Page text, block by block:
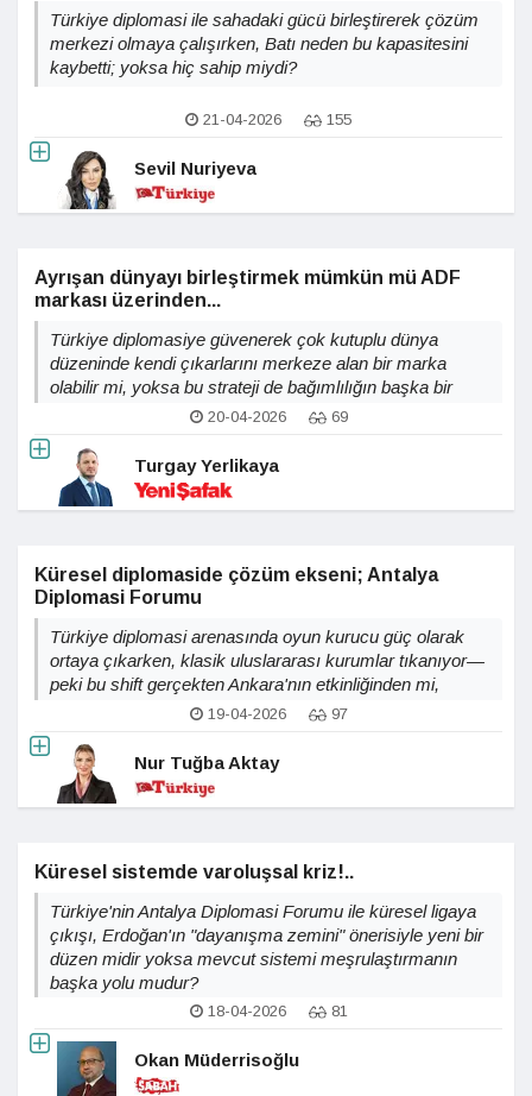
Türkiye diplomasi ile sahadaki gücü birleştirerek çözüm
merkezi olmaya çalışırken, Batı neden bu kapasitesini
kaybetti; yoksa hiç sahip miydi?
21-04-2026 155
Sevil Nuriyeva
Ayrışan dünyayı birleştirmek mümkün mü ADF
markası üzerinden...
Türkiye diplomasiye güvenerek çok kutuplu dünya
düzeninde kendi çıkarlarını merkeze alan bir marka
olabilir mi, yoksa bu strateji de bağımlılığın başka bir
20-04-2026 69
Turgay Yerlikaya
Küresel diplomaside çözüm ekseni; Antalya
Diplomasi Forumu
Türkiye diplomasi arenasında oyun kurucu güç olarak
ortaya çıkarken, klasik uluslararası kurumlar tıkanıyor—
peki bu shift gerçekten Ankara'nın etkinliğinden mi,
yoksa Batı'nın gerilemesinden kaynaklanıyor?
19-04-2026 97
Nur Tuğba Aktay
Küresel sistemde varoluşsal kriz!..
Türkiye'nin Antalya Diplomasi Forumu ile küresel ligaya
çıkışı, Erdoğan'ın "dayanışma zemini" önerisiyle yeni bir
düzen midir yoksa mevcut sistemi meşrulaştırmanın
başka yolu mudur?
18-04-2026 81
Okan Müderrisoğlu